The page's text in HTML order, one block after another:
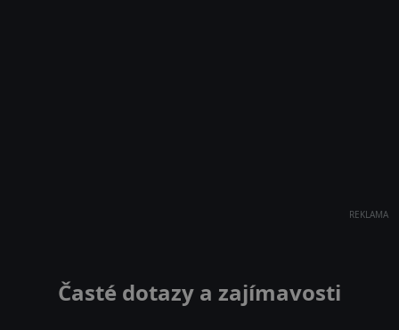
REKLAMA
Časté dotazy a zajímavosti